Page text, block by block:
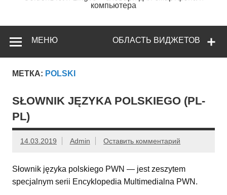
компьютера
ОБЛАСТЬ ВИДЖЕТОВ
МЕНЮ
МЕТКА: POLSKI
SŁOWNIK JĘZYKA POLSKIEGO (PL-
PL)
14.03.2019 Admin Оставить комментарий
Słownik języka polskiego PWN — jest zeszytem
specjalnym serii Encyklopedia Multimedialna PWN.